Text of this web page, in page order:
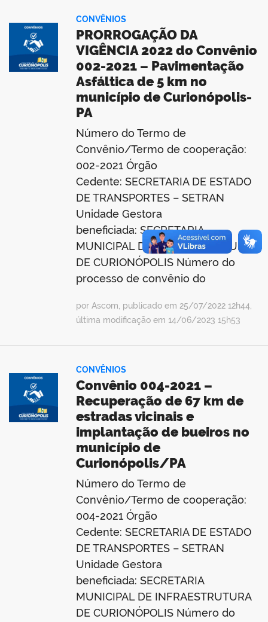
CONVÊNIOS
PRORROGAÇÃO DA
VIGÊNCIA 2022 do Convênio
002-2021 – Pavimentação
Asfáltica de 5 km no
município de Curionópolis-
PA
Número do Termo de
Convênio/Termo de cooperação:
002-2021 Órgão
Cedente: SECRETARIA DE ESTADO
DE TRANSPORTES – SETRAN
Unidade Gestora
beneficiada: SECRETARIA
MUNICIPAL DE INFRAESTRUTURA
DE CURIONÓPOLIS Número do
processo de convênio do
por Ascom, publicado em 25/07/2022 12h44,
última modificação em 14/06/2023 15h53
CONVÊNIOS
Convênio 004-2021 –
Recuperação de 67 km de
estradas vicinais e
implantação de bueiros no
município de
Curionópolis/PA
Número do Termo de
Convênio/Termo de cooperação:
004-2021 Órgão
Cedente: SECRETARIA DE ESTADO
DE TRANSPORTES – SETRAN
Unidade Gestora
beneficiada: SECRETARIA
MUNICIPAL DE INFRAESTRUTURA
DE CURIONÓPOLIS Número do